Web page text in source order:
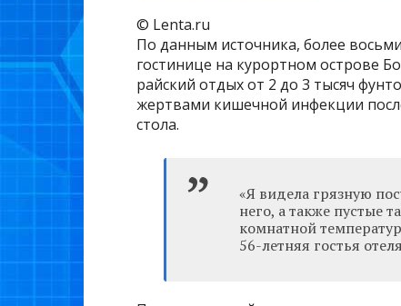
© Lenta.ru
По данным источника, более
гостинице на курортном острове
райский отдых от 2 до 3 тысяч
жертвами кишечной инфекции
стола.
«Я видела грязную
него, а также пустые
комнатной
56-летняя гостья